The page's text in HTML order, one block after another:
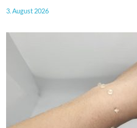
3. August 2026